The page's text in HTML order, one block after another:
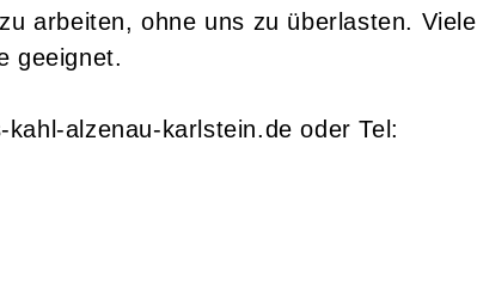
arbeiten, ohne uns zu überlasten. Viele
geeignet.
kahl-alzenau-karlstein.de oder Tel: